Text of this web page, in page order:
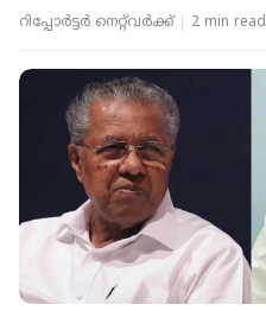
റിപ്പോർട്ടർ നെറ്റ്‌വര്‍ക്ക്‌ 2 min read